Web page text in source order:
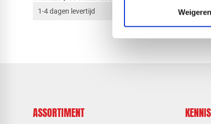
Weigeren
1-4 dagen levertijd 1-4
ASSORTIMENT